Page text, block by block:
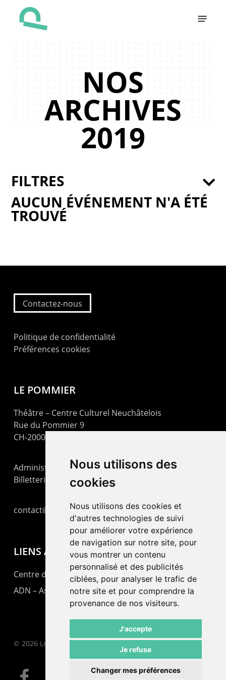
Nous utilisons des
cookies
Nous utilisons des cookies et
d'autres technologies de suivi
pour améliorer votre expérience
de navigation sur notre site, pour
vous montrer un contenu
personnalisé et des publicités
ciblées, pour analyser le trafic de
notre site et pour comprendre la
provenance de nos visiteurs.
J'accepte
Je refuse
Changer mes préférences
NOS
ARCHIVES
2019
AUCUN ÉVÉNEMENT N'A ÉTÉ
TROUVÉ
FILTRES
Contactez-nous
Politique de confidentialité
Préférences cookies
LE POMMIER
Théâtre – Centre Culturel Neuchâtelois
Rue du Pommier 9
CH-2000 Neuchâtel
Administration : +41 32 725 03 03
Billetterie : +41 32 725 05 05
contact@lepommier.ch
LIENS AMIS
Centre de culture ABC
ADN – Association Danse Neuchâtel
© 2026 Le Pommier.
facebook email